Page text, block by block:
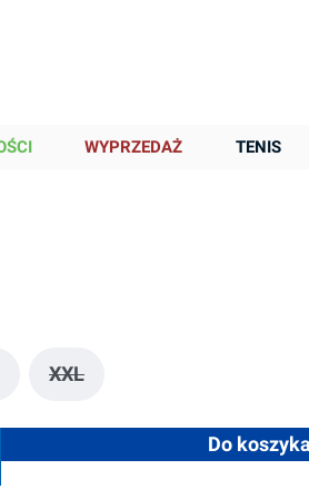
WYPRZEDAŻ TENIS
opcja jest obecnie niedostępna.)
XXL(Ta opcja jest obecnie
ilość lub użyj przycisków, aby
Do koszyka